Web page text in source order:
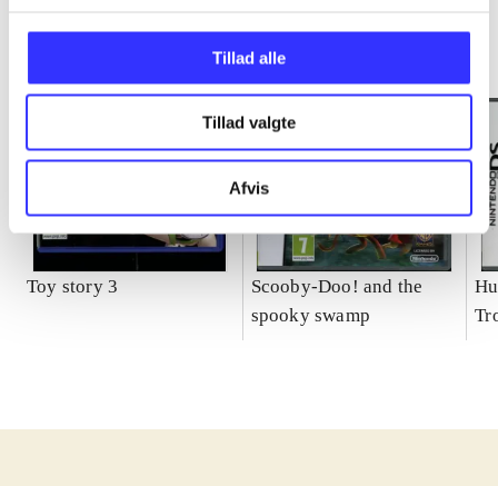
Tillad alle
Tillad valgte
Afvis
Toy story 3
Scooby-Doo! and the
spooky swamp